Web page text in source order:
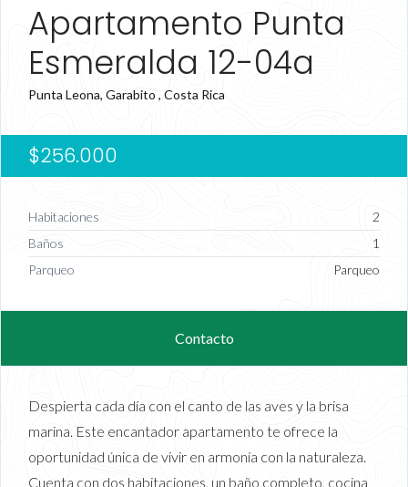
Apartamento Punta
Esmeralda 12-04a
Punta Leona, Garabito , Costa Rica
$256.000
Habitaciones
2
Baños
1
Parqueo
Parqueo
Contacto
Despierta cada día con el canto de las aves y la brisa
marina. Este encantador apartamento te ofrece la
oportunidad única de vivir en armonía con la naturaleza.
Cuenta con dos habitaciones, un baño completo, cocina